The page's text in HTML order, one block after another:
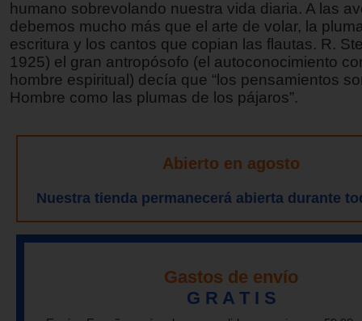
humano sobrevolando nuestra vida diaria. A las
debemos mucho más que el arte de volar, la
escritura y los cantos que copian las flautas. R.
1925) el gran antropósofo (el autoconocimiento
hombre espiritual) decía que “los pensamientos
Hombre como las plumas de los pájaros”.
Abierto en agosto
Nuestra tienda permanecerá abierta durante
Gastos de envío
G R A T I S